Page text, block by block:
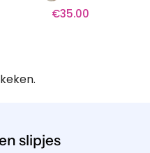
€35.00
slipjes